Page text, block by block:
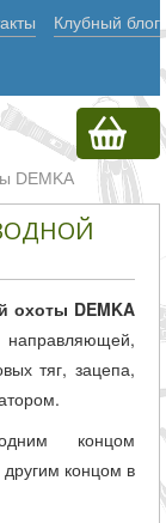
Клубный блог
DEMKA
охоты DEMKA
тяг, зацепа,
концом
другим концом в